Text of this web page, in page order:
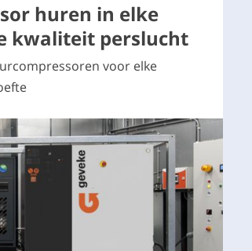
huren in elke
kwaliteit perslucht
voor elke